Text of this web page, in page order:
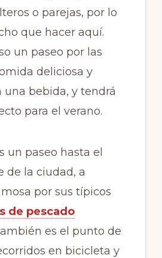
o parejas, por lo
que hacer aquí.
un paseo por las
deliciosa y
una bebida, y tendrá
para el verano.
un paseo hasta el
de la ciudad, a
por sus típicos
de pescado
es el punto de
en bicicleta y